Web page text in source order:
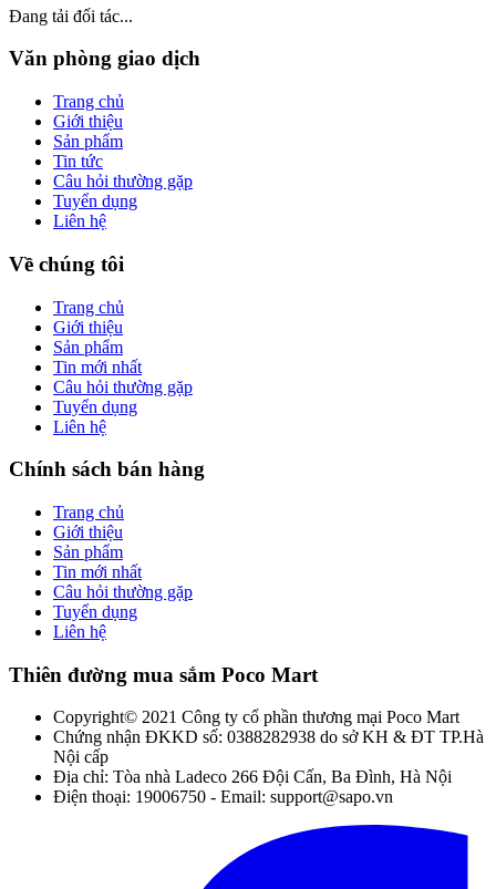
Đang tải đối tác...
Văn phòng giao dịch
Trang chủ
Giới thiệu
Sản phẩm
Tin tức
Câu hỏi thường gặp
Tuyển dụng
Liên hệ
Về chúng tôi
Trang chủ
Giới thiệu
Sản phẩm
Tin mới nhất
Câu hỏi thường gặp
Tuyển dụng
Liên hệ
Chính sách bán hàng
Trang chủ
Giới thiệu
Sản phẩm
Tin mới nhất
Câu hỏi thường gặp
Tuyển dụng
Liên hệ
Thiên đường mua sắm Poco Mart
Copyright© 2021 Công ty cổ phần thương mại Poco Mart
Chứng nhận ĐKKD số: 0388282938 do sở KH & ĐT TP.Hà
Nội cấp
Địa chỉ: Tòa nhà Ladeco 266 Đội Cấn, Ba Đình, Hà Nội
Điện thoại: 19006750 - Email: support@sapo.vn